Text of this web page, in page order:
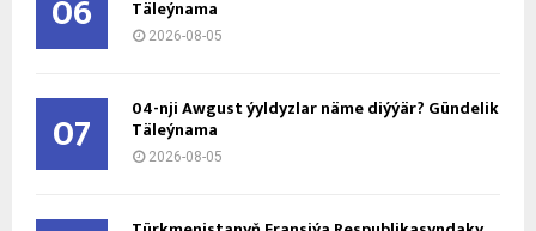
06 Täleýnama
2026-08-05
07 04-nji Awgust ýyldyzlar näme diýýär? Gündelik
Täleýnama
2026-08-05